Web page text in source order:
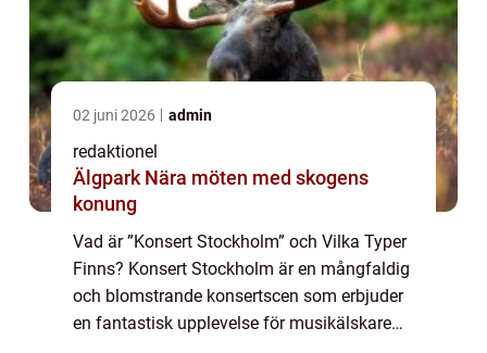
02 juni 2026 admin
redaktionel
Älgpark Nära möten med skogens
konung
Vad är ”Konsert Stockholm” och Vilka Typer
Finns? Konsert Stockholm är en mångfaldig
och blomstrande konsertscen som erbjuder
en fantastisk upplevelse för musikälskare